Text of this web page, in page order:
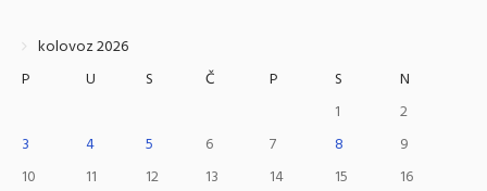
kolovoz 2026
P
U S Č P S
N
1
2
3
4 5 6 7 8
9
10
11 12 13 14 15
16